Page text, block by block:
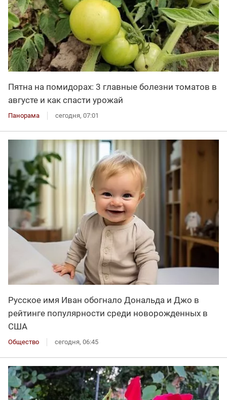
Пятна на помидорах: 3 главные болезни томатов в
августе и как спасти урожай
Панорама сегодня, 07:01
Русское имя Иван обогнало Дональда и Джо в
рейтинге популярности среди новорожденных в
США
Общество сегодня, 06:45